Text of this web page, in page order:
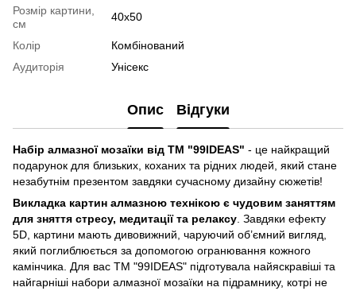
Розмір картини,
см
40x50
Колір
Комбінований
Аудиторія
Унісекс
Опис Відгуки
Набір алмазної мозаїки від ТМ "99IDEAS" - це найкращий
подарунок для близьких, коханих та рідних людей, який стане
незабутнім презентом завдяки сучасному дизайну сюжетів!
Викладка картин алмазною технікою є чудовим заняттям
для зняття стресу, медитації та релаксу . Завдяки ефекту
5D, картини мають дивовижний, чаруючий об’ємний вигляд,
який поглиблюється за допомогою огранювання кожного
камінчика. Для вас ТМ "99IDEAS" підготувала найяскравіші та
найгарніші набори алмазної мозаїки на підрамнику, котрі не